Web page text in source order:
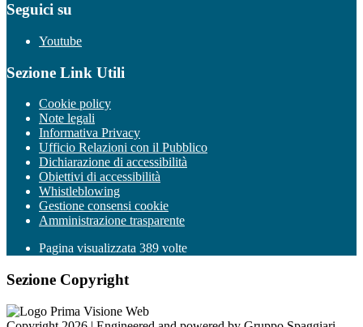
Seguici su
Youtube
Sezione Link Utili
Cookie policy
Note legali
Informativa Privacy
Ufficio Relazioni con il Pubblico
Dichiarazione di accessibilità
Obiettivi di accessibilità
Whistleblowing
Gestione consensi cookie
Amministrazione trasparente
Pagina visualizzata 389 volte
Sezione Copyright